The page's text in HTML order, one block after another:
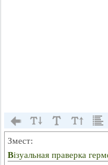
Змест:
Візуальная праверка